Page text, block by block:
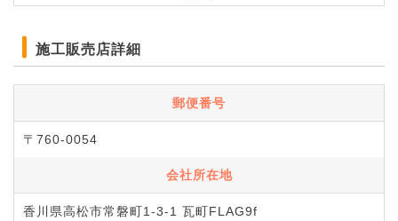
施工販売店詳細
郵便番号
〒760-0054
会社所在地
香川県高松市常磐町1-3-1 瓦町FLAG9f